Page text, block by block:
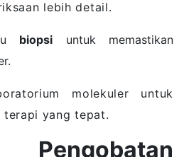
lebih detail.
biopsi untuk memastikan
molekuler untuk
terapi yang tepat.